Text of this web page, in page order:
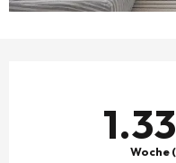
Woche